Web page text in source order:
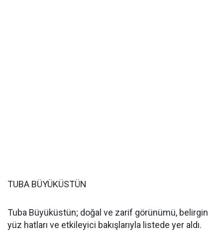
TUBA BÜYÜKÜSTÜN
Tuba Büyüküstün; doğal ve zarif görünümü, belirgin
yüz hatları ve etkileyici bakışlarıyla listede yer aldı.